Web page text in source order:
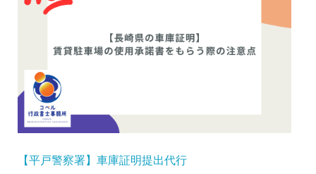
【平戸警察署】車庫証明提出代行